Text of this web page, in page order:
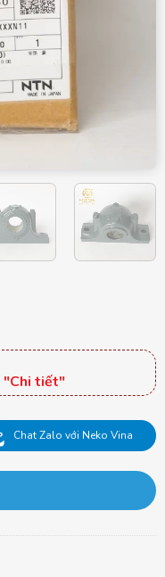
"Chi tiết"
Chat Zalo với Neko Vina